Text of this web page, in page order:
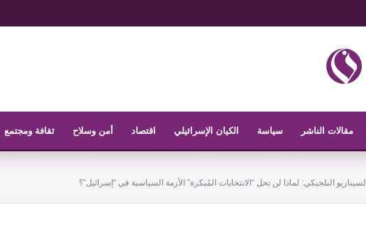
مقالات الناشر سياسة الكيان الإسرائيلي اقتصاد أمن وسلاح ثقافة ومجتمع
السيناريو البلجيكي: لماذا لن تحل “الانتخابات المُبكرة” الأزمة السياسية في “إسرائيل”؟